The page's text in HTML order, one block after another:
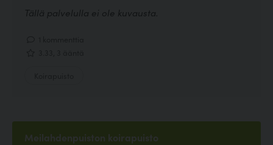
Tällä palvelulla ei ole kuvausta.
Meilahdenpuiston koirapuisto